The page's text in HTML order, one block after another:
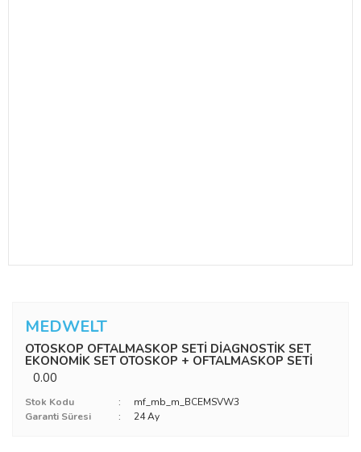
MEDWELT
OTOSKOP OFTALMASKOP SETİ DİAGNOSTİK SET
EKONOMİK SET OTOSKOP + OFTALMASKOP SETİ
0.00
Stok Kodu
mf_mb_m_BCEMSVW3
Garanti Süresi
24 Ay